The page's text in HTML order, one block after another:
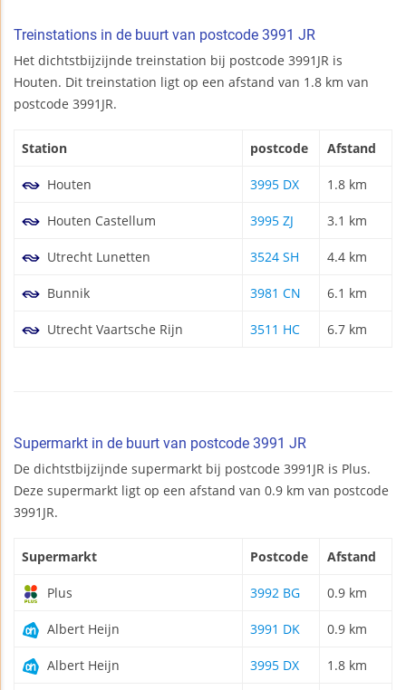
Treinstations in de buurt van postcode 3991 JR
Het dichtstbijzijnde treinstation bij postcode 3991JR is
Houten. Dit treinstation ligt op een afstand van 1.8 km van
postcode 3991JR.
Station postcode Afstand
Houten 3995 DX 1.8 km
Houten Castellum 3995 ZJ 3.1 km
Utrecht Lunetten 3524 SH 4.4 km
Bunnik 3981 CN 6.1 km
Utrecht Vaartsche Rijn 3511 HC 6.7 km
Supermarkt in de buurt van postcode 3991 JR
De dichtstbijzijnde supermarkt bij postcode 3991JR is Plus.
Deze supermarkt ligt op een afstand van 0.9 km van postcode
3991JR.
Supermarkt Postcode Afstand
Plus 3992 BG 0.9 km
Albert Heijn 3991 DK 0.9 km
Albert Heijn 3995 DX 1.8 km